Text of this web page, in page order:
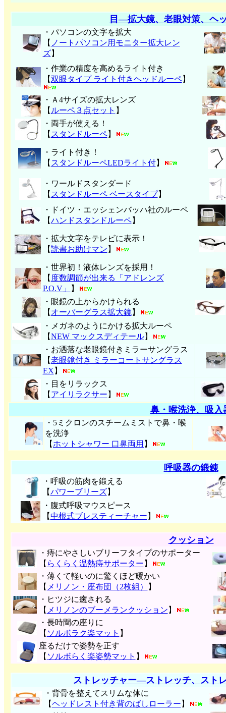
目―拡大鏡、老眼対策、ヘ
・パソコンの文字を拡大
【 ノートパソコン用モニター拡大レン
ズ】
・作業の精度を高めるライト付き
【双眼タイプ ライト付きヘッドルーペ】
・Ａ4サイズの拡大レンズ
【 ルーペ３点セット 】
・両手が使える！
【 スタンドルーペ】
・ライト付き！
【 スタンドルーペLEDライト付】
・ワールドスタンダード
【 スタンドルーペ ベースタイプ】
・ドイツ・エッシェンバッハ社のルーペ
【ハンド スタンドルーペ】
・拡大文字をテレビに表示！
【読書お助けマン 】
・世界初！液体レンズを採用！
【 度数調節が出来る「アドレンズ
P.O.V」
】
・眼鏡の上からかけられる
【 オーバーグラス拡大鏡】
・メガネのようにかける拡大ルーペ
【NEW マックスディテール】
・お洒落な老眼鏡付きミラーサングラス
【老眼鏡付き ミラーコートサングラス
EX 】
・目をリラックス
【 アイリラクサー 】
鼻・喉洗浄、吸入
・5ミクロンのスチームミストで鼻・喉
を洗浄
【 ホットシャワー 口鼻両用 】
呼吸器の鍛錬
・呼吸の筋肉を鍛える
【パワーブリーズ】
・腹式呼吸マウスピース
【中根式ブレスティーチャー 】
クッション
・痔にやさしいブリーフタイプのサポーター
【 らくらく温熱痔サポーター 】
・薄くて軽いのに驚くほど暖かい
【 メリノン・座布団（2枚組）
】
・ヒツジに癒される
【 メリノンのブーメランクッション 】
・長時間の座りに
【 ソルボラク楽マット 】
座るだけで姿勢を正す
【 ソルボらく楽姿勢マット 】
ストレッチャー―ストレッチ、スト
・背骨を整えてスリムな体に
【ヘッドレスト付き背のばしローラー 】